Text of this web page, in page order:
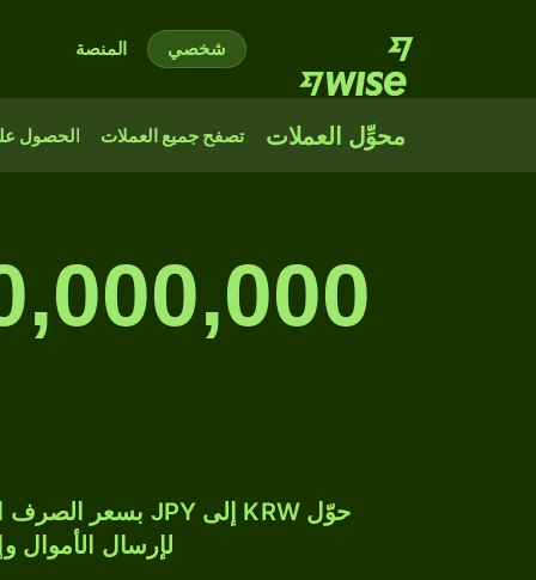
شخصي المنصة
محوِّل العملات تصفح جميع العملات الحصول
لإرسال الأموال